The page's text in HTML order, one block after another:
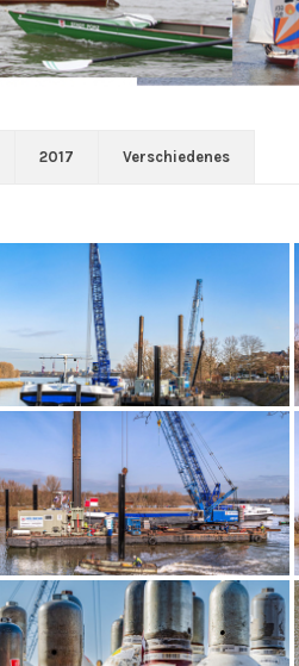
2017 Verschiedenes